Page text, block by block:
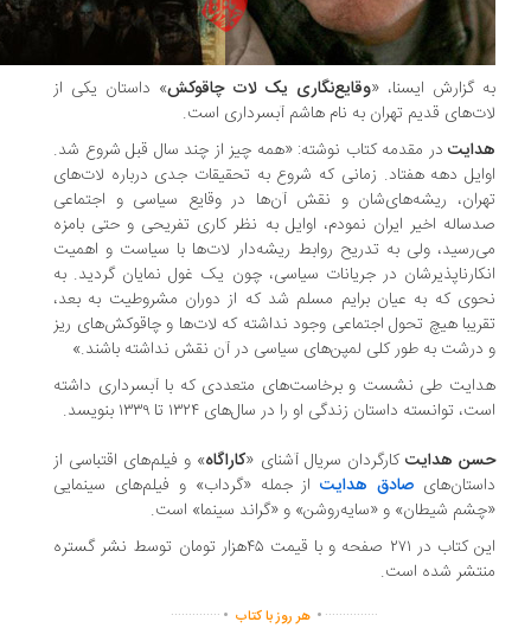
گزارش ایسنا، «وقایع‌نگاری یک لات چاقوکش» داستان یکی از
قدیم تهران به نام هاشم آبسرداری است.
در مقدمه کتاب نوشته: «همه چیز از چند سال قبل شروع شد.
دهه هفتاد. زمانی که شروع به تحقیقات جدی درباره لات‌های
ریشه‌های‌شان و نقش آن‌ها در وقایع سیاسی و اجتماعی
اخیر ایران نمودم، اوایل به نظر کاری تفریحی و حتی بامزه
ولی به تدریح روابط ریشه‌دار لات‌ها با سیاست و اهمیت
در جریانات سیاسی، چون یک غول نمایان گردید. به
که به عیان برایم مسلم شد که از دوران مشروطیت به بعد،
هیچ تحول اجتماعی وجود نداشته که لات‌ها و چاقوکش‌های ریز
به طور کلی لمپن‌های سیاسی در آن نقش نداشته باشند.»
طی نشست و برخاست‌های متعددی که با آبسرداری داشته
توانسته داستان زندگی او را در سال‌های ۱۳۲۴ تا ۱۳۳۹ بنویسد.
هدایتکارگردان سریال‌ آشنای «کاراگاه» و فیلم‌های اقتباسی از
صادق هدایتاز جمله «گرداب» و فیلم‌های سینمایی
شیطان» و «سایه‌روشن» و «گراند سینما» است.
این کتاب در ۲۷۱ صفحه و با قیمت ۴۵هزار تومان توسط نشر گستره
شده است.
...............
. هر روز با کتاب .
..............